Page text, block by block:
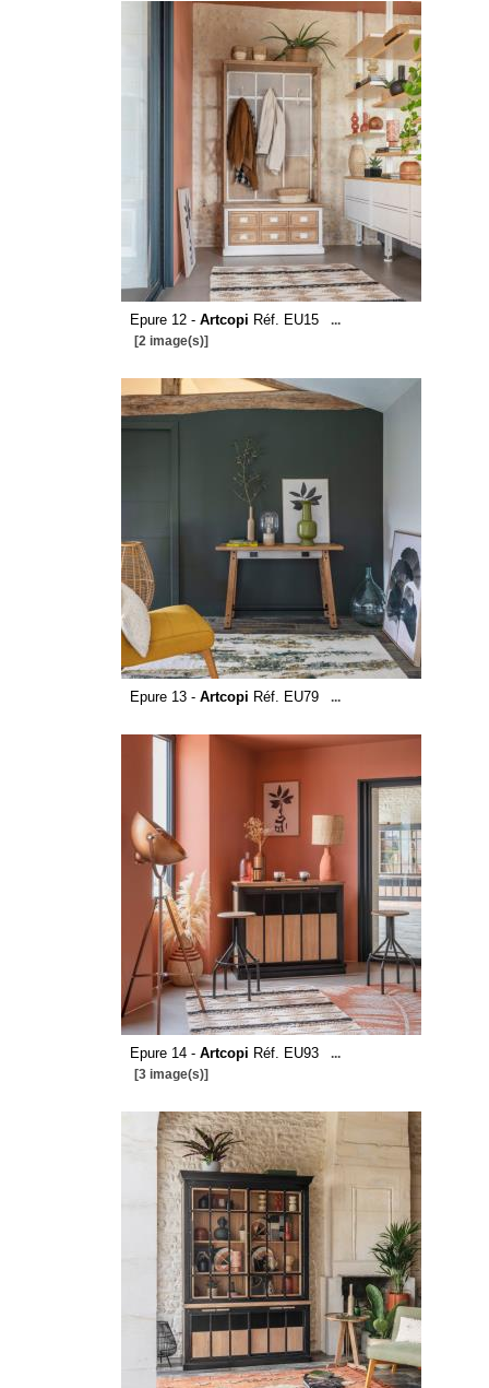
Epure 12 - Artcopi Réf. EU15
...
[2 image(s)]
Epure 13 - Artcopi Réf. EU79 ...
Epure 14 - Artcopi Réf. EU93
...
[3 image(s)]